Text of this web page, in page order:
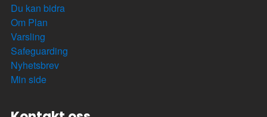
Du kan bidra
Om Plan
Varsling
Safeguarding
Nyhetsbrev
Min side